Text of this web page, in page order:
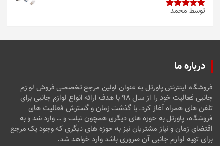
امتیاز5از
توسط محمد
درباره ما
فروشگاه اینترنتی پاورتل به عنوان اولین مرجع تخصصی فروش لوازم
جانبی فعالیت خود را از سال ۹۸ با هدف ارائه انواع لوازم جانبی برای
تلفن های همراه آغاز کرد. با گذشت زمان و گسترش فعالیت های
فروشگاه، پاورتل به حوزه های دیگری همچون تبلت و … وارد شد و به
اقتضای زمان و نیاز مشتریان نیز به حوزه های دیگری که وجود یک مرجع
برای تهیه لوازم جانبی آن ضروری باشد وارد خواهد شد.